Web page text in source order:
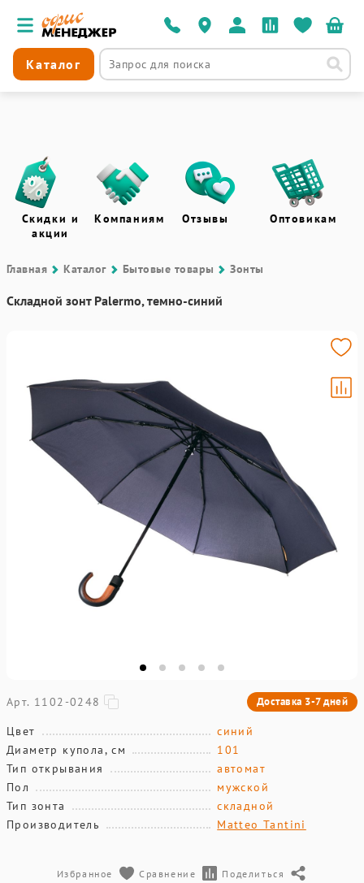
Каталог
Скидки и
акции
Компаниям Отзывы Оптовикам
Главная Каталог Бытовые товары Зонты
Складной зонт Palermo, темно-синий
Арт. 1102-0248 Доставка 3-7 дней
Цвет
синий
Диаметр купола, см
101
Тип открывания
автомат
Пол
мужской
Тип зонта
складной
Производитель
Matteo Tantini
Избранное Сравнение Поделиться